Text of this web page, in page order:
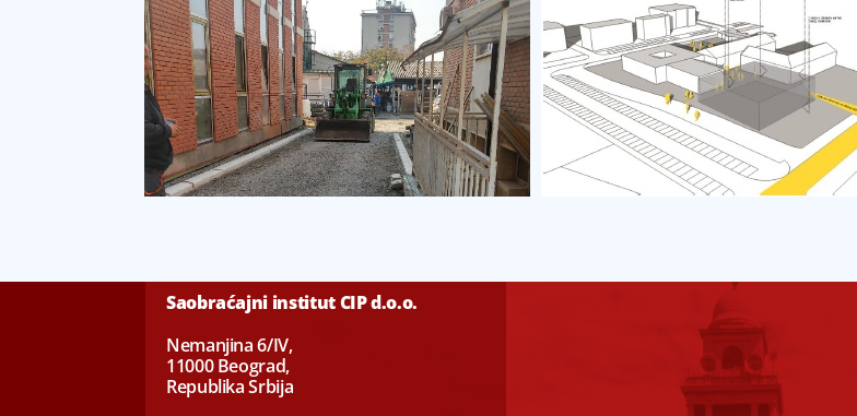
Saobraćajni institut CIP d.o.o.
Nemanjina 6/IV,
11000 Beograd,
Republika Srbija